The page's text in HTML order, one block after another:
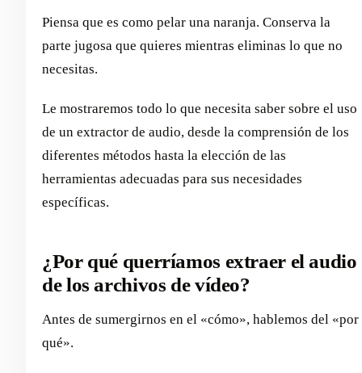
Piensa que es como pelar una naranja. Conserva la
parte jugosa que quieres mientras eliminas lo que no
necesitas.
Le mostraremos todo lo que necesita saber sobre el uso
de un extractor de audio, desde la comprensión de los
diferentes métodos hasta la elección de las
herramientas adecuadas para sus necesidades
específicas.
¿Por qué querríamos extraer el audio
de los archivos de vídeo?
Antes de sumergirnos en el «cómo», hablemos del «por
qué».